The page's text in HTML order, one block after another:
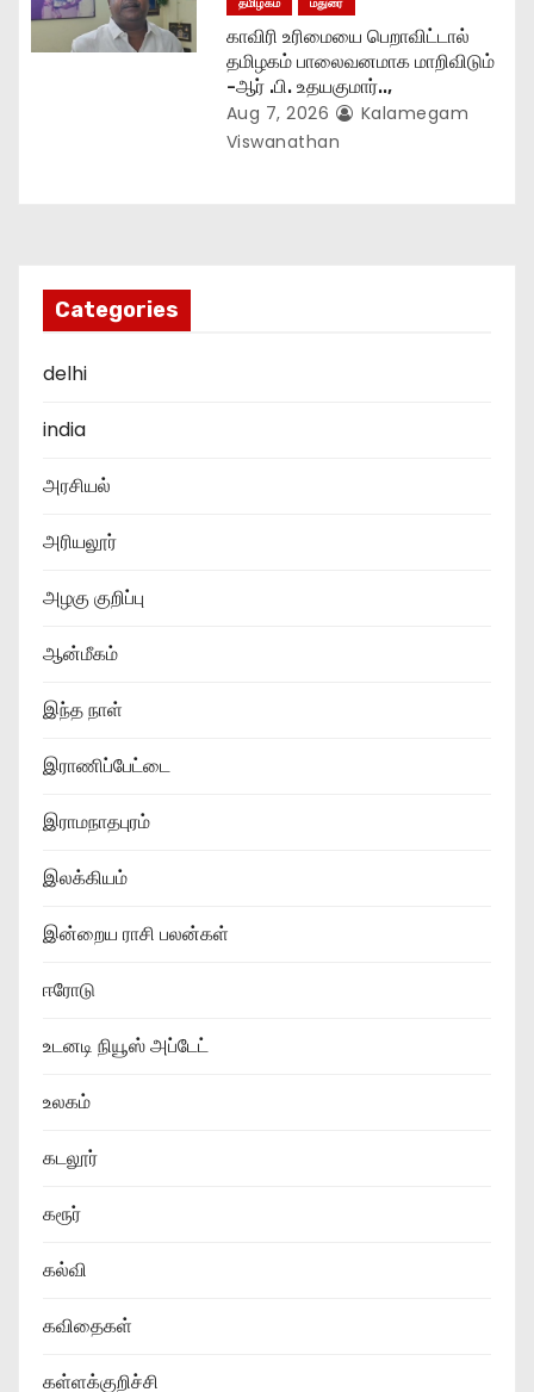
காவிரி உரிமையை பெறாவிட்டால்
தமிழகம் பாலைவனமாக மாறிவிடும்
-ஆர் .பி. உதயகுமார்..,
Aug 7, 2026
Kalamegam
Viswanathan
Categories
delhi
india
அரசியல்
அரியலூர்
அழகு குறிப்பு
ஆன்மீகம்
இந்த நாள்
இராணிப்பேட்டை
இராமநாதபுரம்
இலக்கியம்
இன்றைய ராசி பலன்கள்
ஈரோடு
உடனடி நியூஸ் அப்டேட்
உலகம்
கடலூர்
கரூர்
கல்வி
கவிதைகள்
கள்ளக்குறிச்சி